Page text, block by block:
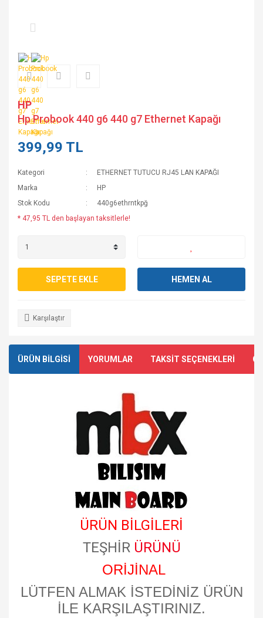
HP
Hp Probook 440 g6 440 g7 Ethernet Kapağı
399,99 TL
Kategori
ETHERNET TUTUCU RJ45 LAN KAPAĞI
Marka
HP
Stok Kodu
440g6ethrntkpğ
* 47,95 TL den başlayan taksitlerle!
SEPETE EKLE HEMEN AL
Karşılaştır
ÜRÜN BİLGİSİ YORUMLAR TAKSİT SEÇENEKLERİ
ÜRÜN BİLGİLERİ
TEŞHİR ÜRÜNÜ
ORİJİNAL
LÜTFEN ALMAK İSTEDİNİZ ÜRÜN
İLE KARŞILAŞTIRINIZ.